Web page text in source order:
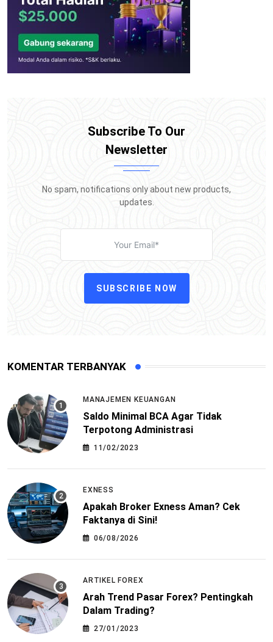
Subscribe To Our
Newsletter
No spam, notifications only about new products,
updates.
SUBSCRIBE NOW
KOMENTAR TERBANYAK
MANAJEMEN KEUANGAN
Saldo Minimal BCA Agar Tidak
Terpotong Administrasi
11/02/2023
EXNESS
Apakah Broker Exness Aman? Cek
Faktanya di Sini!
06/08/2026
ARTIKEL FOREX
Arah Trend Pasar Forex? Pentingkah
Dalam Trading?
27/01/2023